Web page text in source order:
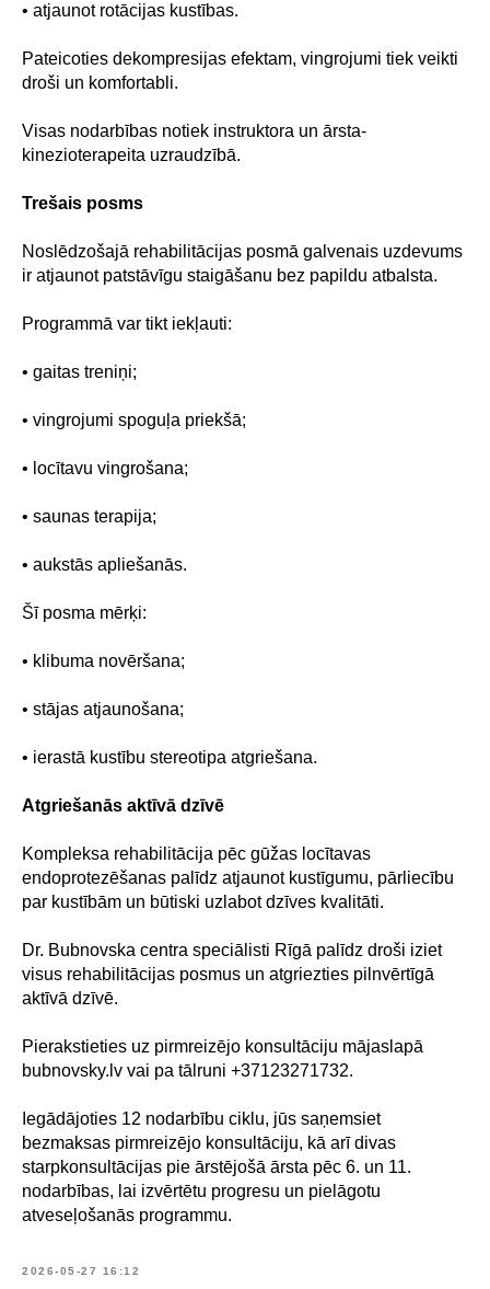
• atjaunot rotācijas kustības.
Pateicoties dekompresijas efektam, vingrojumi tiek veikti
droši un komfortabli.
Visas nodarbības notiek instruktora un ārsta-
kinezioterapeita uzraudzībā.
Trešais posms
Noslēdzošajā rehabilitācijas posmā galvenais uzdevums
ir atjaunot patstāvīgu staigāšanu bez papildu atbalsta.
Programmā var tikt iekļauti:
• gaitas treniņi;
• vingrojumi spoguļa priekšā;
• locītavu vingrošana;
• saunas terapija;
• aukstās apliešanās.
Šī posma mērķi:
• klibuma novēršana;
• stājas atjaunošana;
• ierastā kustību stereotipa atgriešana.
Atgriešanās aktīvā dzīvē
Kompleksa rehabilitācija pēc gūžas locītavas
endoprotezēšanas palīdz atjaunot kustīgumu, pārliecību
par kustībām un būtiski uzlabot dzīves kvalitāti.
Dr. Bubnovska centra speciālisti Rīgā palīdz droši iziet
visus rehabilitācijas posmus un atgriezties pilnvērtīgā
aktīvā dzīvē.
Pierakstieties uz pirmreizējo konsultāciju mājaslapā
bubnovsky.lv vai pa tālruni +37123271732.
Iegādājoties 12 nodarbību ciklu, jūs saņemsiet
bezmaksas pirmreizējo konsultāciju, kā arī divas
starpkonsultācijas pie ārstējošā ārsta pēc 6. un 11.
nodarbības, lai izvērtētu progresu un pielāgotu
atveseļošanās programmu.
2026-05-27 16:12